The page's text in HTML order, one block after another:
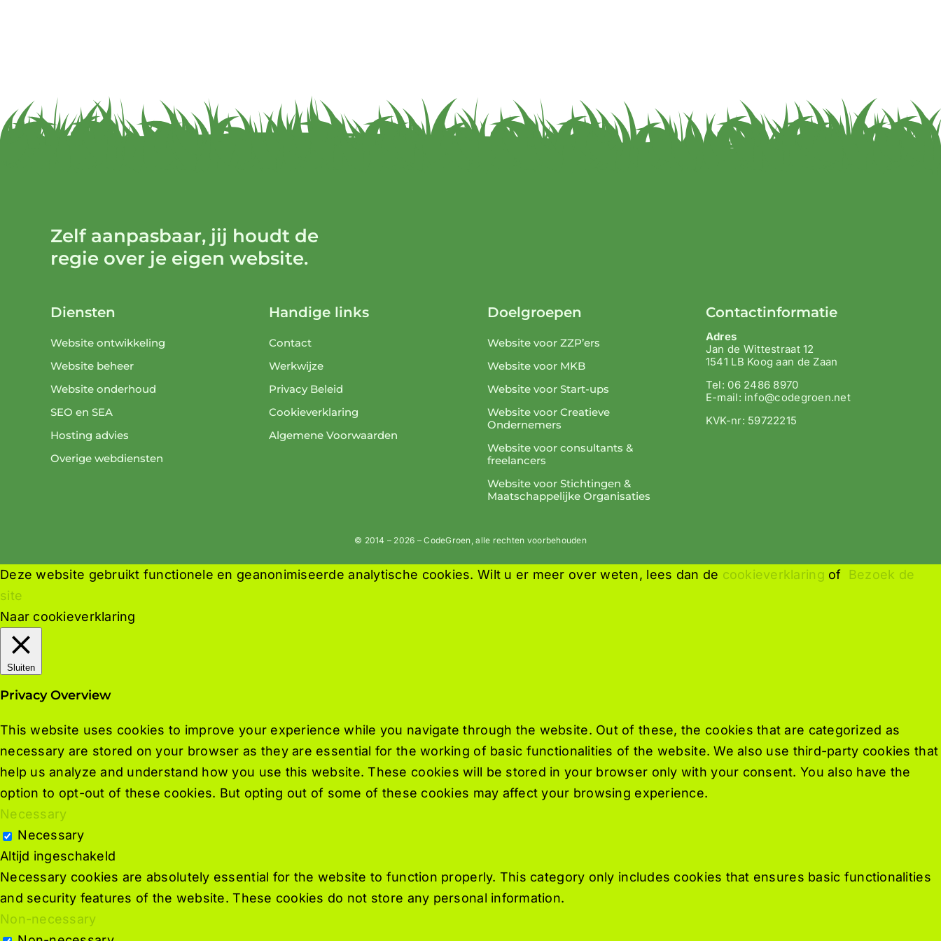
Zelf aanpasbaar, jij houdt de
regie over je eigen website.
Diensten
Website ontwikkeling
Website beheer
Website onderhoud
SEO en SEA
Hosting advies
Overige webdiensten
Handige links
Contact
Werkwijze
Privacy Beleid
Cookieverklaring
Algemene Voorwaarden
Doelgroepen
Website voor ZZP’ers
Website voor MKB
Website voor Start-ups
Website voor Creatieve
Ondernemers
Website voor consultants &
freelancers
Website voor Stichtingen &
Maatschappelijke Organisaties
Contactinformatie
Adres
Jan de Wittestraat 12
1541 LB Koog aan de Zaan
Tel: 06 2486 8970
E-mail: info@codegroen.net
KVK-nr: 59722215
© 2014 – 2026 – CodeGroen, alle rechten voorbehouden
Deze website gebruikt functionele en geanonimiseerde analytische cookies. Wilt u er meer over weten, lees dan de cookieverklaring of
Bezoek de
site
Naar cookieverklaring
Sluiten
Privacy Overview
This website uses cookies to improve your experience while you navigate through the website. Out of these, the cookies that are categorized as
necessary are stored on your browser as they are essential for the working of basic functionalities of the website. We also use third-party cookies that
help us analyze and understand how you use this website. These cookies will be stored in your browser only with your consent. You also have the
option to opt-out of these cookies. But opting out of some of these cookies may affect your browsing experience.
Necessary
Necessary
Altijd ingeschakeld
Necessary cookies are absolutely essential for the website to function properly. This category only includes cookies that ensures basic functionalities
and security features of the website. These cookies do not store any personal information.
Non-necessary